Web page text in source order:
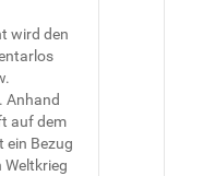
wird den
Anhand
auf dem
ein Bezug
Weltkrieg